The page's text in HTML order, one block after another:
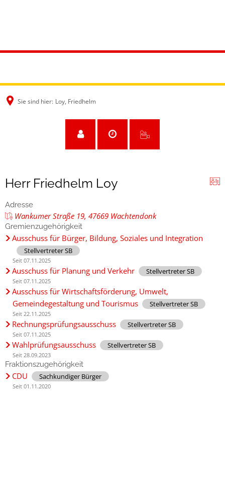
Sie sind hier: Loy, Friedhelm
Herr Friedhelm Loy
Adresse
Wankumer Straße 19, 47669 Wachtendonk
Gremienzugehörigkeit
Ausschuss für Bürger, Bildung, Soziales und Integration
Stellvertreter SB
Seit 07.11.2025
Ausschuss für Planung und Verkehr Stellvertreter SB
Seit 07.11.2025
Ausschuss für Wirtschaftsförderung, Umwelt,
Gemeindegestaltung und Tourismus
Stellvertreter SB
Seit 22.11.2025
Rechnungsprüfungsausschuss Stellvertreter SB
Seit 07.11.2025
Wahlprüfungsausschuss Stellvertreter SB
Seit 28.09.2023
Fraktionszugehörigkeit
CDU Sachkundiger Bürger
Seit 01.11.2020